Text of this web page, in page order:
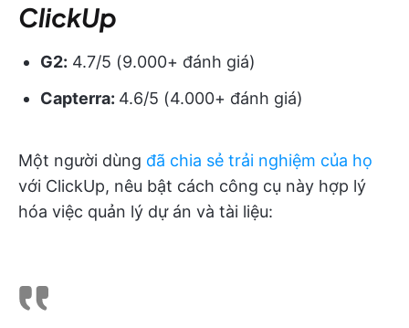
ClickUp
G2: 4.7/5 (9.000+ đánh giá)
Capterra: 4.6/5 (4.000+ đánh giá)
Một người dùng đã chia sẻ trải nghiệm của họ
với ClickUp, nêu bật cách công cụ này hợp lý
hóa việc quản lý dự án và tài liệu: